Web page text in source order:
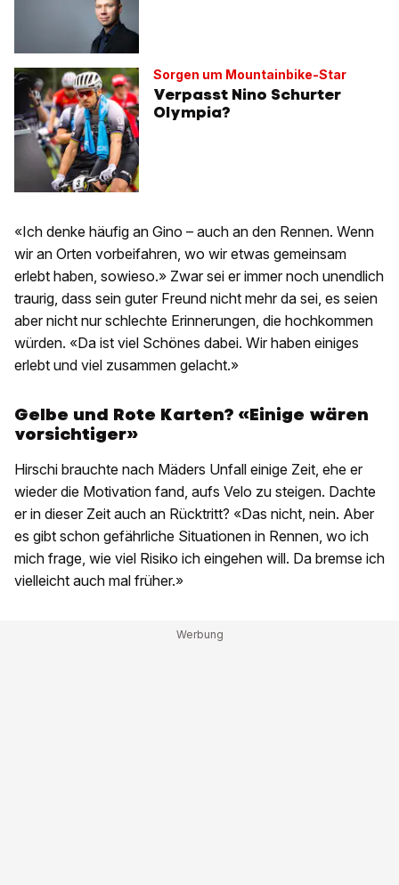
Sorgen um Mountainbike-Star
Verpasst Nino Schurter
Olympia?
«Ich denke häufig an Gino – auch an den Rennen. Wenn
wir an Orten vorbeifahren, wo wir etwas gemeinsam
erlebt haben, sowieso.» Zwar sei er immer noch unendlich
traurig, dass sein guter Freund nicht mehr da sei, es seien
aber nicht nur schlechte Erinnerungen, die hochkommen
würden. «Da ist viel Schönes dabei. Wir haben einiges
erlebt und viel zusammen gelacht.»
Gelbe und Rote Karten? «Einige wären
vorsichtiger»
Hirschi brauchte nach Mäders Unfall einige Zeit, ehe er
wieder die Motivation fand, aufs Velo zu steigen. Dachte
er in dieser Zeit auch an Rücktritt? «Das nicht, nein. Aber
es gibt schon gefährliche Situationen in Rennen, wo ich
mich frage, wie viel Risiko ich eingehen will. Da bremse ich
vielleicht auch mal früher.»